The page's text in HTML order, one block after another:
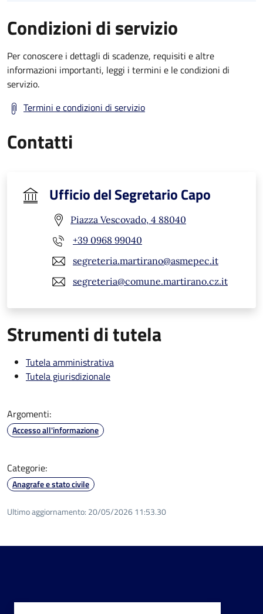
Condizioni di servizio
Per conoscere i dettagli di scadenze, requisiti e altre
informazioni importanti, leggi i termini e le condizioni di
servizio.
Termini e condizioni di servizio
Contatti
Ufficio del Segretario Capo
Piazza Vescovado, 4 88040
+39 0968 99040
segreteria.martirano@asmepec.it
segreteria@comune.martirano.cz.it
Strumenti di tutela
Tutela amministrativa
Tutela giurisdizionale
Argomenti:
Accesso all'informazione
Categorie:
Anagrafe e stato civile
Ultimo aggiornamento: 20/05/2026 11:53.30